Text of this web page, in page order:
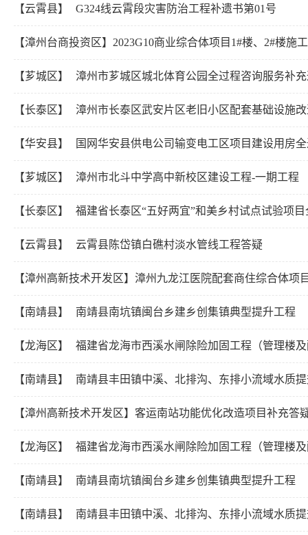
【云霄县】 G324线云霄段灾害防治工程补遗书第01号
【漳州台商投资区】 2023G10商业综合体项目1#楼、2#楼施
【芗城区】 漳州市芗城区城北体育公园全过程咨询服务补
【长泰区】 漳州市长泰区武安片区老旧小区配套基础设施
【华安县】 国网华安县供电公司输变电工区项目建设用房
【芗城区】 漳州市北斗中学高中新校区建设工程-一期工程
【长泰区】 福建省长泰区“五好两宜”和美乡村试点试验项
【云霄县】 云霄县陈岱镇白礁村淡水管线工程答疑
【漳州高新技术开发区】 漳州九龙江医院配套商住综合体项
【南靖县】 南靖县南坑镇闽台乡建乡创集镇典型提升工程
【龙海区】 福建省龙海市西溪水闸除险加固工程（管理楼
【南靖县】 南靖县丰田镇中溪、北排沟、东排小流域水质
【漳州高新技术开发区】 客运南站功能优化改造项目补充答
【龙海区】 福建省龙海市西溪水闸除险加固工程（管理楼
【南靖县】 南靖县南坑镇闽台乡建乡创集镇典型提升工程
【南靖县】 南靖县丰田镇中溪、北排沟、东排小流域水质